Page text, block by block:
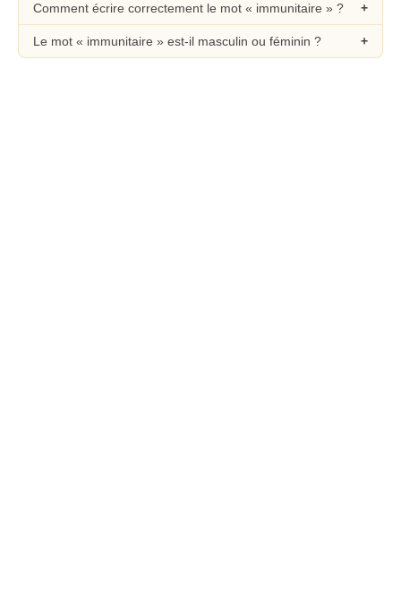
Comment écrire correctement le mot « immunitaire » ?
Le mot « immunitaire » est-il masculin ou féminin ?